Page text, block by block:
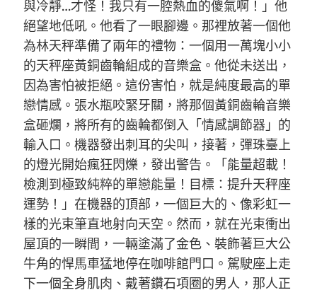
與冷靜…才怪！我只有一腔熱血的傻氣啊！」他
絕望地低吼。他看了一眼腳邊。那裡放著一個他
為林天秤準備了兩年的禮物：一個用一萬塊小小
的天秤座黃銅齒輪組成的音樂盒。他從未送出，
因為害怕被拒絕。這份害怕，就是純度最高的單
戀情感。張水瓶咬緊牙關，將那個黃銅齒輪音樂
盒砸爛，將所有的齒輪都倒入「情感調節器」的
輸入口。機器發出刺耳的尖叫，接著，彈珠臺上
的燈光開始瘋狂閃爍，發出警告。「能量超載！
檢測到極致純粹的單戀能量！目標：提升天秤座
運勢！」在機器的頂部，一個巨大的、像彩虹一
樣的光束筆直地射向天空。然而，就在光束衝出
屋頂的一瞬間，一輛塗滿了金色、裝飾著巨大公
牛角的悍馬車猛地停在咖啡館門口。駕駛座上走
下一個全身肌肉、戴著鑽石項圈的男人，那人正